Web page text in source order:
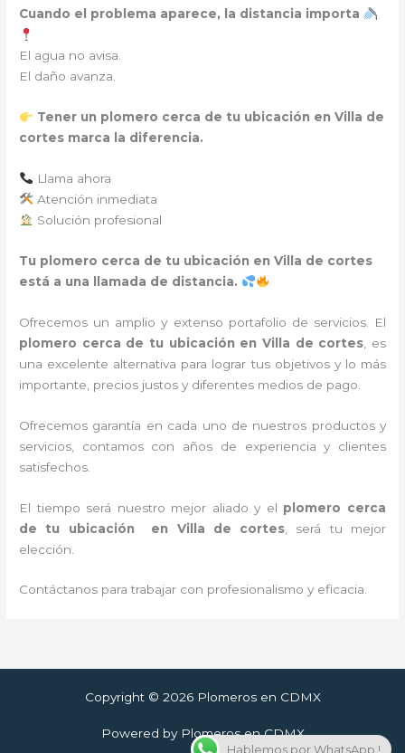
Cuando el problema aparece, la distancia importa
El agua no avisa.
El daño avanza.
Tener un plomero cerca de tu ubicación en Villa de
cortes marca la diferencia.
Llama ahora
Atención inmediata
Solución profesional
Tu plomero cerca de tu ubicación en Villa de cortes
está a una llamada de distancia.
Ofrecemos un amplio y extenso portafolio de servicios. El
plomero cerca de tu ubicación en Villa de cortes , es
una excelente alternativa para lograr tus objetivos y lo más
importante, precios justos y diferentes medios de pago.
Ofrecemos garantía en cada uno de nuestros productos y
servicios, contamos con años de experiencia y clientes
satisfechos.
El tiempo será nuestro mejor aliado y el plomero cerca
de tu ubicación en Villa de cortes , será tu mejor
elección.
Contáctanos para trabajar con profesionalismo y eficacia.
Copyright © 2026 Plomeros en CDMX
Powered by Plomeros en CDMX
Hablemos por WhatsApp !